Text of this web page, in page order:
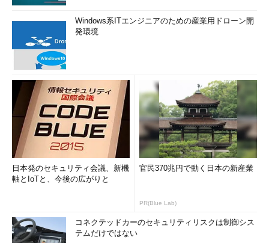
Windows系ITエンジニアのための産業用ドローン開
発環境
日本発のセキュリティ会議、新機
軸とIoTと、今後の広がりと
官民370兆円で動く日本の新産業
PR(Blue Lab)
コネクテッドカーのセキュリティリスクは制御シス
テムだけではない